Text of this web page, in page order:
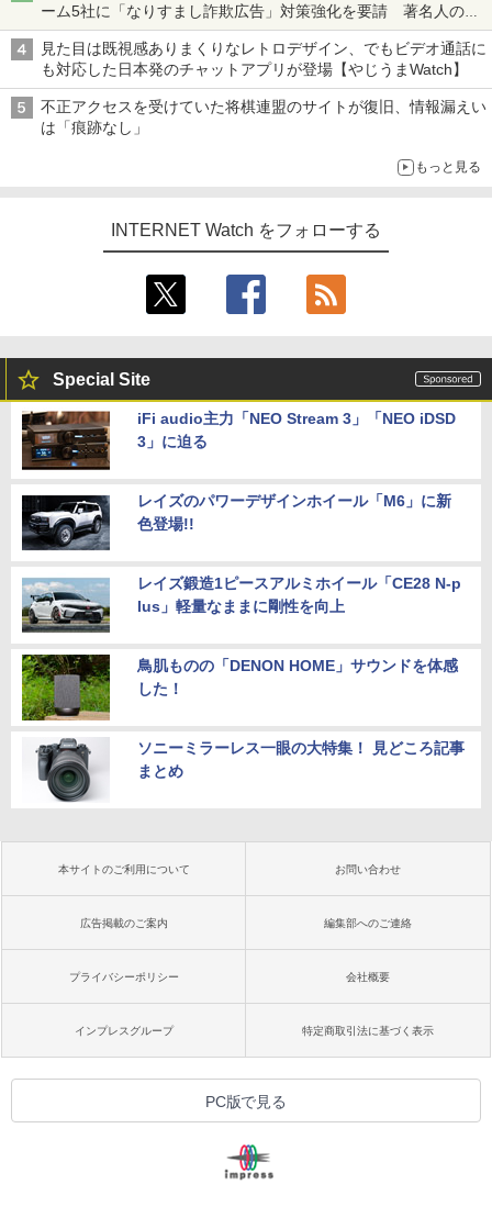
ーム5社に「なりすまし詐欺広告」対策強化を要請 著名人の写
真や映像を使った投資詐欺などへの対策として
見た目は既視感ありまくりなレトロデザイン、でもビデオ通話に
も対応した日本発のチャットアプリが登場【やじうまWatch】
不正アクセスを受けていた将棋連盟のサイトが復旧、情報漏えい
は「痕跡なし」
もっと見る
INTERNET Watch をフォローする
Special Site
iFi audio主力「NEO Stream 3」「NEO iDSD
3」に迫る
レイズのパワーデザインホイール「M6」に新
色登場!!
レイズ鍛造1ピースアルミホイール「CE28 N-p
lus」軽量なままに剛性を向上
鳥肌ものの「DENON HOME」サウンドを体感
した！
ソニーミラーレス一眼の大特集！ 見どころ記事
まとめ
本サイトのご利用について お問い合わせ
広告掲載のご案内 編集部へのご連絡
プライバシーポリシー 会社概要
インプレスグループ 特定商取引法に基づく表示
PC版で見る